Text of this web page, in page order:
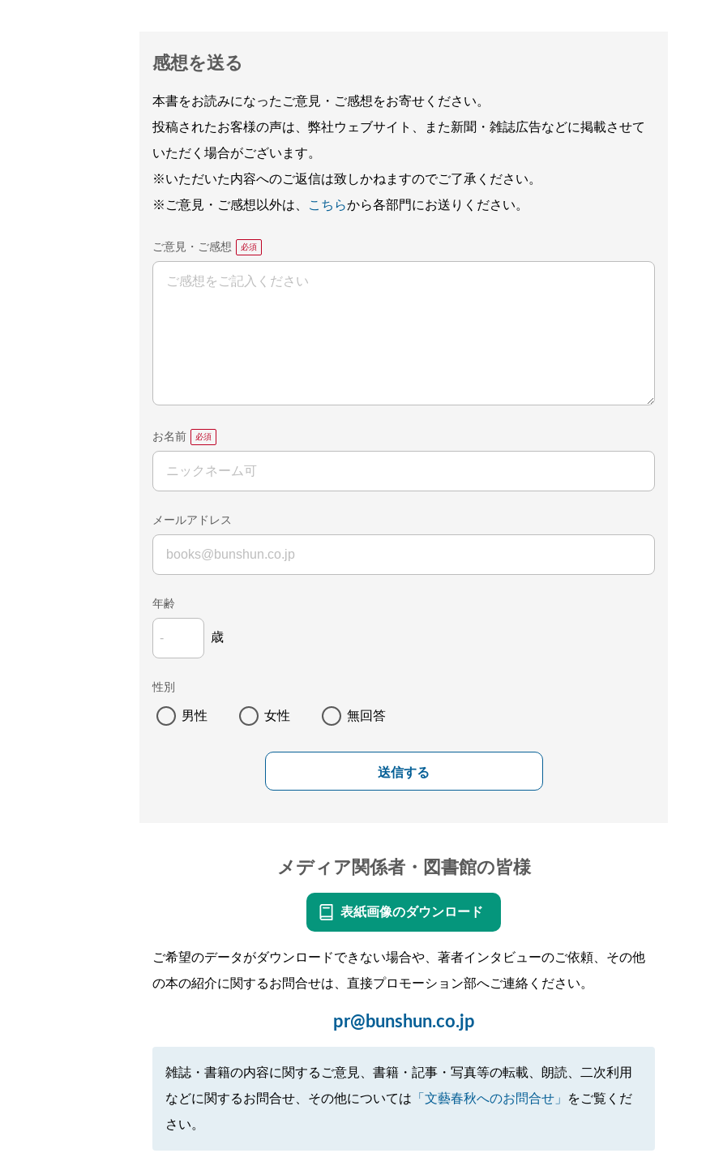
感想を送る
本書をお読みになったご意見・ご感想をお寄せください。
投稿されたお客様の声は、弊社ウェブサイト、また新聞・雑誌広告などに掲載させて
いただく場合がございます。
※いただいた内容へのご返信は致しかねますのでご了承ください。
※ご意見・ご感想以外は、
こちらから各部門にお送りください。
ご意見・ご感想
お名前
メールアドレス
年齢
歳
性別
男性 女性 無回答
送信する
メディア関係者・図書館の皆様
表紙画像のダウンロード
ご希望のデータがダウンロードできない場合や、著者インタビューのご依頼、その他
の本の紹介に関するお問合せは、直接プロモーション部へご連絡ください。
pr@bunshun.co.jp
雑誌・書籍の内容に関するご意見、書籍・記事・写真等の転載、朗読、二次利用
などに関するお問合せ、その他については 「文藝春秋へのお問合せ」
をご覧くだ
さい。